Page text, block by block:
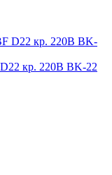
кр. 220В ВK-22